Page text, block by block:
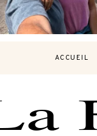
ACCUEIL